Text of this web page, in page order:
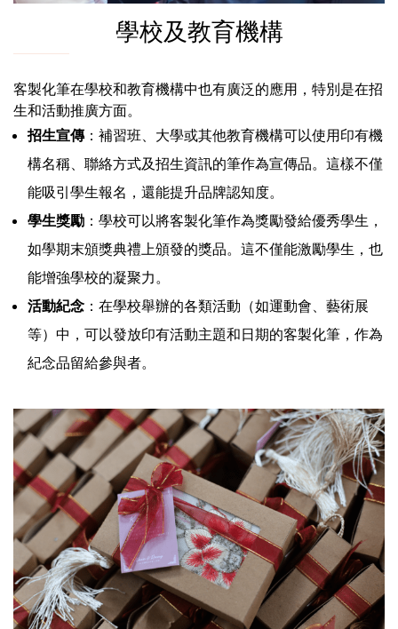
學校及教育機構
客製化筆在學校和教育機構中也有廣泛的應用，特別是在招
生和活動推廣方面。
招生宣傳：補習班、大學或其他教育機構可以使用印有機
構名稱、聯絡方式及招生資訊的筆作為宣傳品。這樣不僅
能吸引學生報名，還能提升品牌認知度。
學生獎勵 ：學校可以將客製化筆作為獎勵發給優秀學生，
如學期末頒獎典禮上頒發的獎品。這不僅能激勵學生，也
能增強學校的凝聚力。
活動紀念 ：在學校舉辦的各類活動（如運動會、藝術展
等）中，可以發放印有活動主題和日期的客製化筆，作為
紀念品留給參與者。